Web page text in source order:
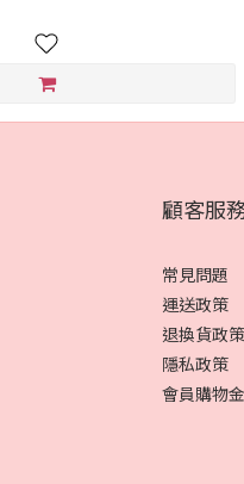
顧客服
常見問題
運送政策
退換貨政策
隱私政策
會員購物